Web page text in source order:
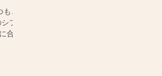
ご
フト
合わ